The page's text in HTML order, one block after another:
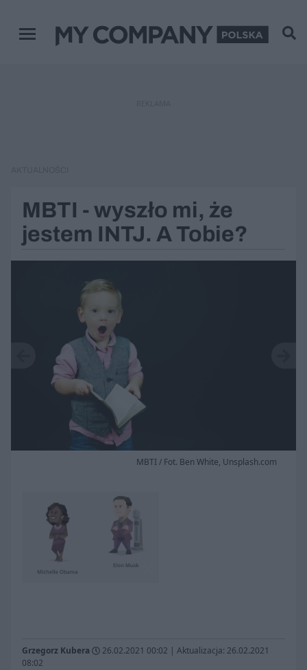
Menu główne
MBTI - wyszło mi, że
jestem INTJ. A Tobie?
MBTI / Fot. Ben White, Unsplash.com
Zamknij
Grzegorz Kubera 26.02.2021 00:02 | Aktualizacja: 26.02.2021
08:02